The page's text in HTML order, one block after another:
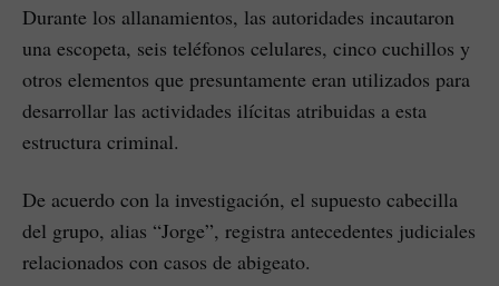
Durante los allanamientos, las autoridades incautaron
una escopeta, seis teléfonos celulares, cinco cuchillos y
otros elementos que presuntamente eran utilizados para
desarrollar las actividades ilícitas atribuidas a esta
estructura criminal.
De acuerdo con la investigación, el supuesto cabecilla
del grupo, alias “Jorge”, registra antecedentes judiciales
relacionados con casos de abigeato.